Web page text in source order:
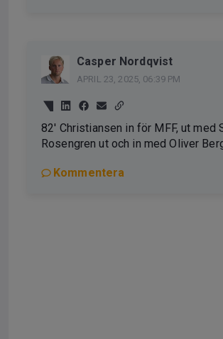
Casper Nordqvist
APRIL 23, 2025, 06:39 PM
82' Christiansen in för MFF, ut med
Rosengren ut och in med Oliver
Kommentera